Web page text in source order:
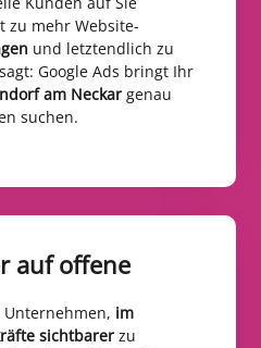
zu mehr Website-
und letztendlich zu
Google Ads bringt Ihr
am Neckar genau
suchen.
auf offene
im
sichtbarer zu